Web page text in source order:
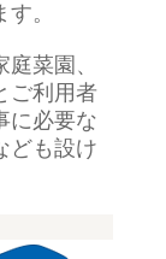
。
菜園、
ご利用者
に必要な
ども設け